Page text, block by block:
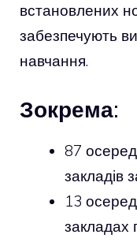
встановлених
забезпечують
навчання.
Зокрема:
87
закладів
13
закладах